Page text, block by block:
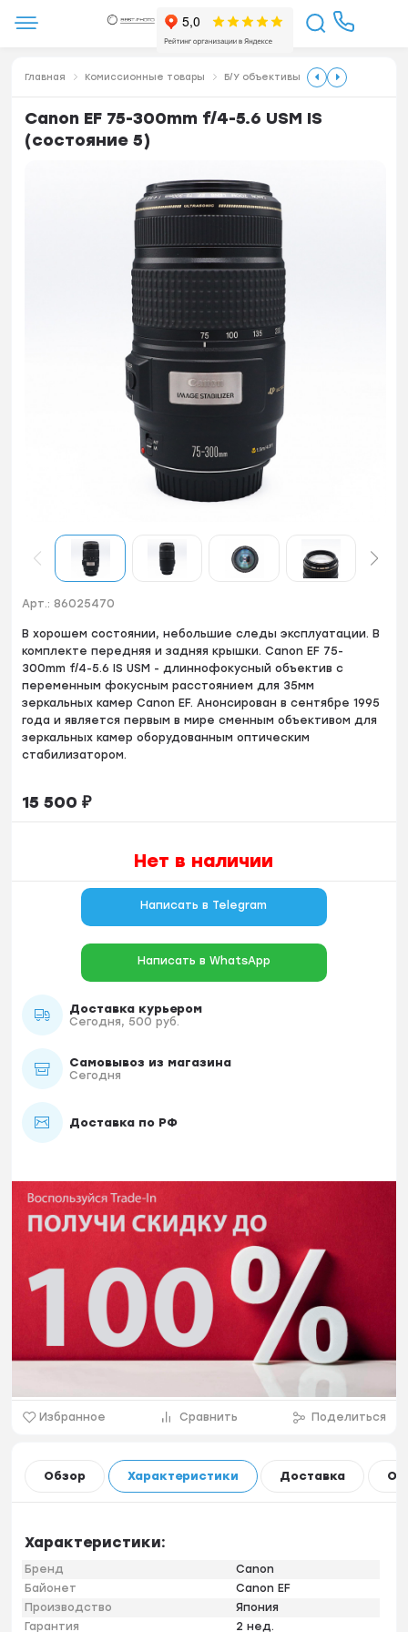
Главная Комиссионные товары Б/У объективы
Canon EF 75-300mm f/4-5.6 USM IS
(состояние 5)
Арт.: 86025470
В хорошем состоянии, небольшие следы эксплуатации. В
комплекте передняя и задняя крышки. Canon EF 75-
300mm f/4-5.6 IS USM - длиннофокусный объектив с
переменным фокусным расстоянием для 35мм
зеркальных камер Canon EF. Анонсирован в сентябре 1995
года и является первым в мире сменным объективом для
зеркальных камер оборудованным оптическим
стабилизатором.
15 500 ₽
Нет в наличии
Написать в Telegram
Написать в WhatsApp
Доставка курьером
Сегодня, 500 руб.
Самовывоз из магазина
Сегодня
Доставка по РФ
Избранное Сравнить Поделиться
Обзор Характеристики Доставка
Характеристики:
Бренд
Canon
Байонет
Canon EF
Производство
Япония
Гарантия
2 нед.